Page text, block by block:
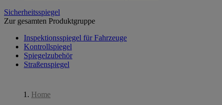
Sicherheitsspiegel
Zur gesamten Produktgruppe
Inspektionsspiegel für Fahrzeuge
Kontrollspiegel
Spiegelzubehör
Straßenspiegel
Home